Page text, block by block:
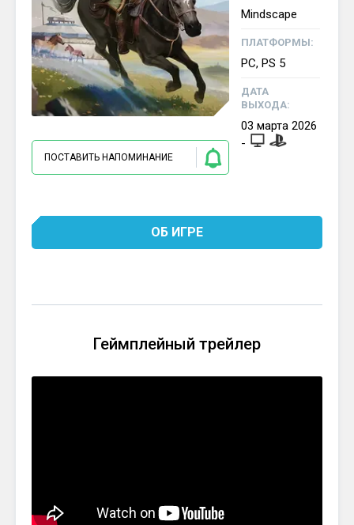
ПОСТАВИТЬ НАПОМИНАНИЕ
Mindscape
ПЛАТФОРМЫ:
PC, PS 5
ДАТА
ВЫХОДА:
03 марта 2026
-
ОБ ИГРЕ
Геймплейный трейлер